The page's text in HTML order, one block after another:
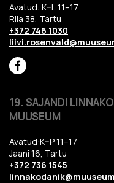
Avatud: K–L 11–17
Riia 38, Tartu
+372 746 1030
19. SAJANDI
MUUSEUM
Avatud:K–P 11–17
Jaani 16, Tartu
+372 736 1545